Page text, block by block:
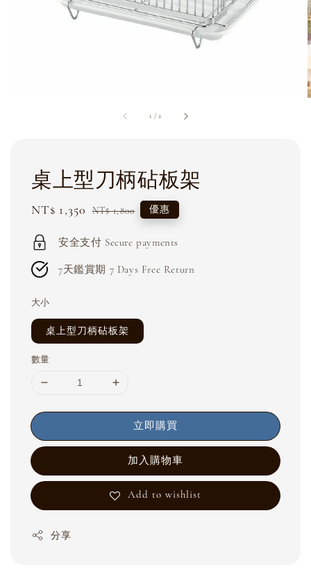
1 /2
桌上型刀柄砧板架
Sale
NT$ 1,350 Regular
NT$ 1,800 優惠
安全支付 Secure payments
7天鑑賞期 7 Days Free Return
大小
桌上型刀柄砧板架
數量
立即購買
加入購物車
Add to wishlist
分享